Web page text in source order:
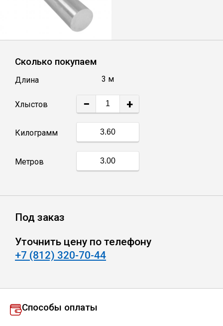
Швеллер
Катанка
Профлист
Винтовые сваи
Сколько покупаем
Длина 3 м
Хлыстов − +
Килограмм
Метров
Под заказ
Уточнить цену по телефону
+7 (812) 320-70-44
Способы оплаты